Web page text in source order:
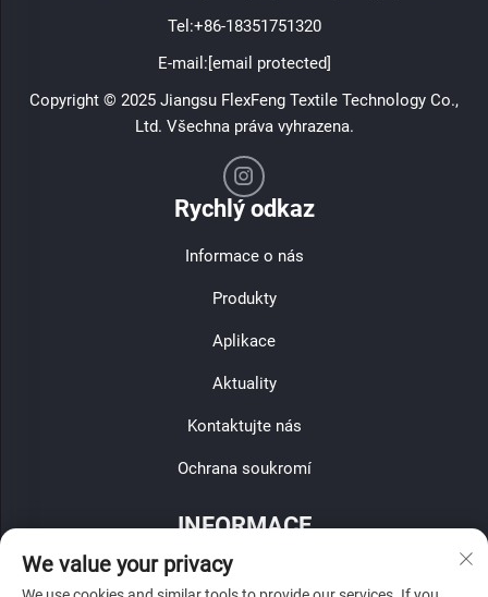
Tel:+86-18351751320
E-mail:[email protected]
Copyright © 2025 Jiangsu FlexFeng Textile Technology Co.,
Ltd. Všechna práva vyhrazena.
Rychlý odkaz
Informace o nás
Produkty
Aplikace
Aktuality
Kontaktujte nás
Ochrana soukromí
INFORMACE
Zaregistrujte se, abyste obdrželi naši týdenní novinu
We value your privacy